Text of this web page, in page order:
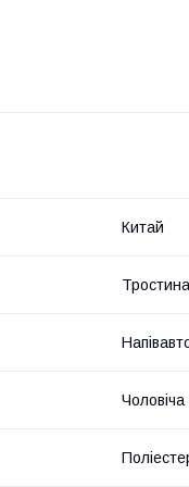
Китай
Тростина
Чоловіча